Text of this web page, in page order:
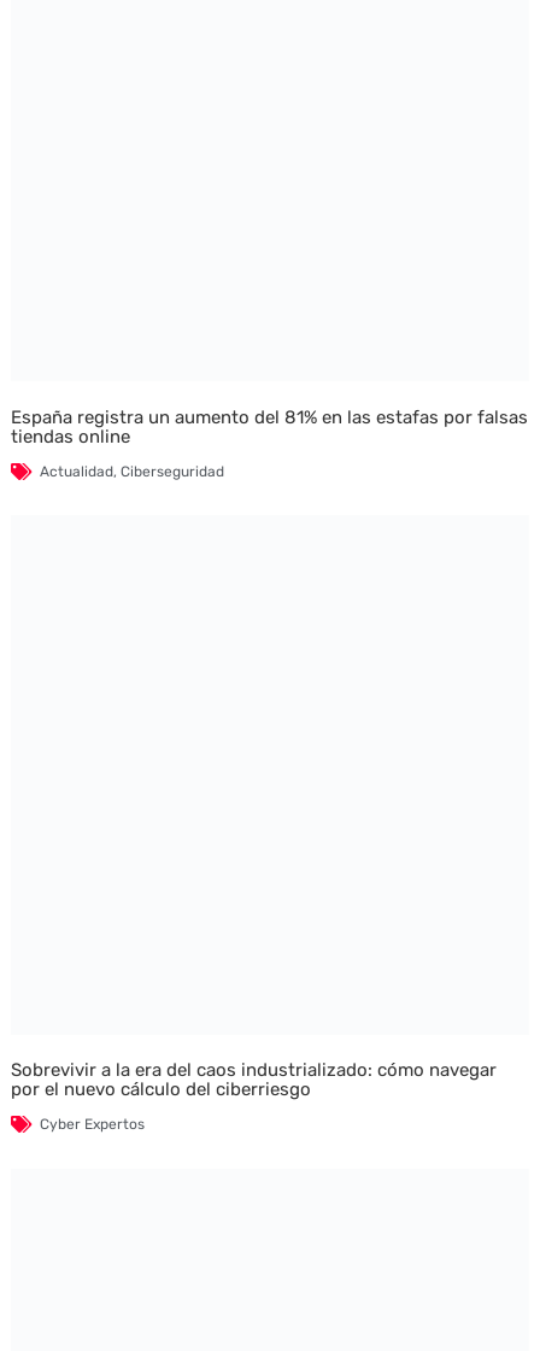
España registra un aumento del 81% en las estafas por falsas
tiendas online
Actualidad, Ciberseguridad
Sobrevivir a la era del caos industrializado: cómo navegar
por el nuevo cálculo del ciberriesgo
Cyber Expertos